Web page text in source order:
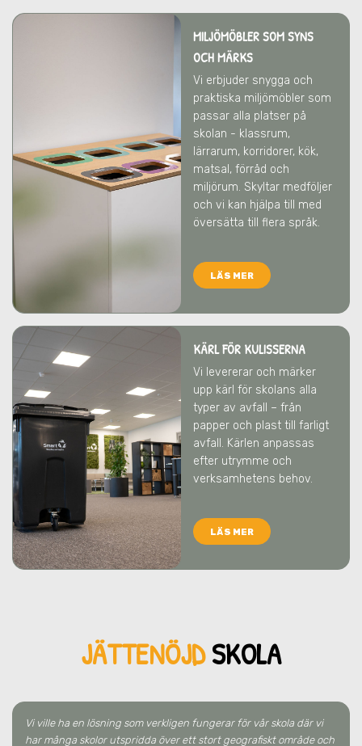
MILJÖMÖBLER SOM SYNS
OCH MÄRKS
Vi erbjuder snygga och
praktiska miljömöbler som
passar alla platser på
skolan - klassrum,
lärrarum, korridorer, kök,
matsal, förråd och
miljörum. Skyltar medföljer
och vi kan hjälpa till med
översätta till flera språk.
LÄS MER
KÄRL FÖR KULISSERNA
Vi levererar och märker
upp kärl för skolans alla
typer av avfall – från
papper och plast till farligt
avfall. Kärlen anpassas
efter utrymme och
verksamhetens behov.
LÄS MER
JÄTTENÖJDSKOLA
Vi ville ha en lösning som verkligen fungerar för vår skola där vi
har många skolor utspridda över ett stort geografiskt område och